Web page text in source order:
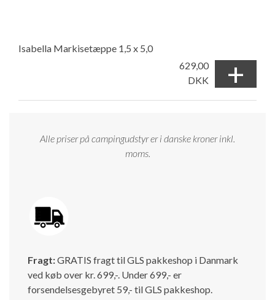
Isabella Markisetæppe 1,5 x 5,0
629,00
DKK
+
Alle priser på campingudstyr er i danske kroner inkl.
moms.
Fragt:GRATIS fragt til GLS pakkeshop i Danmark
ved køb over kr. 699,-. Under 699,- er
forsendelsesgebyret 59,- til GLS pakkeshop.